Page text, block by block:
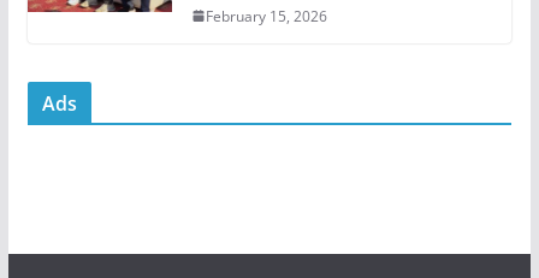
February 15, 2026
Ads